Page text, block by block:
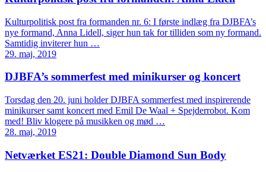
Kulturpolitisk post fra formanden nr. 6: I første indlæg fra DJBFA’s
nye formand, Anna Lidell, siger hun tak for tilliden som ny formand.
Samtidig inviterer hun …
29. maj, 2019
DJBFA’s sommerfest med minikurser og koncert
Torsdag den 20. juni holder DJBFA sommerfest med inspirerende
minikurser samt koncert med Emil De Waal + Spejderrobot. Kom
med! Bliv klogere på musikken og mød …
28. maj, 2019
Netværket ES21: Double Diamond Sun Body